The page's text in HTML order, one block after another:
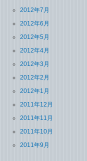
2012年7月
2012年6月
2012年5月
2012年4月
2012年3月
2012年2月
2012年1月
2011年12月
2011年11月
2011年10月
2011年9月